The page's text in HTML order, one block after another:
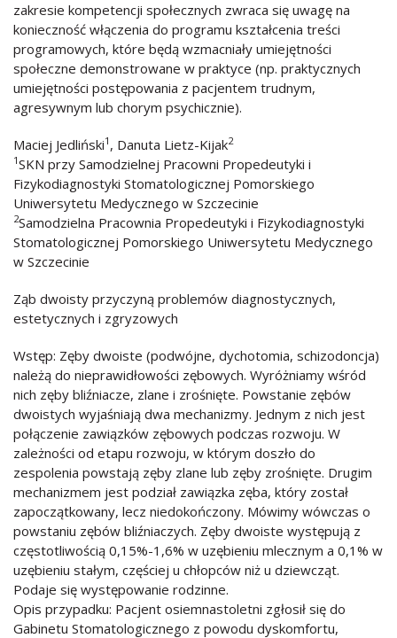
zakresie kompetencji społecznych zwraca się uwagę na
konieczność włączenia do programu kształcenia treści
programowych, które będą wzmacniały umiejętności
społeczne demonstrowane w praktyce (np. praktycznych
umiejętności postępowania z pacjentem trudnym,
agresywnym lub chorym psychicznie).
Maciej Jedliński1 , Danuta Lietz-Kijak2
1SKN przy Samodzielnej Pracowni Propedeutyki i
Fizykodiagnostyki Stomatologicznej Pomorskiego
Uniwersytetu Medycznego w Szczecinie
2Samodzielna Pracownia Propedeutyki i Fizykodiagnostyki
Stomatologicznej Pomorskiego Uniwersytetu Medycznego
w Szczecinie
Ząb dwoisty przyczyną problemów diagnostycznych,
estetycznych i zgryzowych
Wstęp: Zęby dwoiste (podwójne, dychotomia, schizodoncja)
należą do nieprawidłowości zębowych. Wyróżniamy wśród
nich zęby bliźniacze, zlane i zrośnięte. Powstanie zębów
dwoistych wyjaśniają dwa mechanizmy. Jednym z nich jest
połączenie zawiązków zębowych podczas rozwoju. W
zależności od etapu rozwoju, w którym doszło do
zespolenia powstają zęby zlane lub zęby zrośnięte. Drugim
mechanizmem jest podział zawiązka zęba, który został
zapoczątkowany, lecz niedokończony. Mówimy wówczas o
powstaniu zębów bliźniaczych. Zęby dwoiste występują z
częstotliwością 0,15%-1,6% w uzębieniu mlecznym a 0,1% w
uzębieniu stałym, częściej u chłopców niż u dziewcząt.
Podaje się występowanie rodzinne.
Opis przypadku: Pacjent osiemnastoletni zgłosił się do
Gabinetu Stomatologicznego z powodu dyskomfortu,